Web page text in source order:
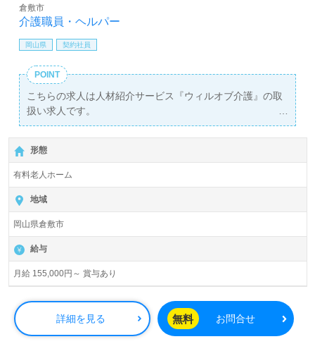
介護職員・ヘルパー
倉敷市
岡山県 契約社員
POINT
こちらの求人は人材紹介サービス『ウィルオブ介護』の取
扱い求人です。
詳細に関してお気軽にご相談ください♪
【無料】で皆さんの転職活動をサポートいたします。
形態
有料老人ホーム
地域
岡山県倉敷市
給与
月給 155,000円～ 賞与あり
詳細を見る 無料 お問合せ